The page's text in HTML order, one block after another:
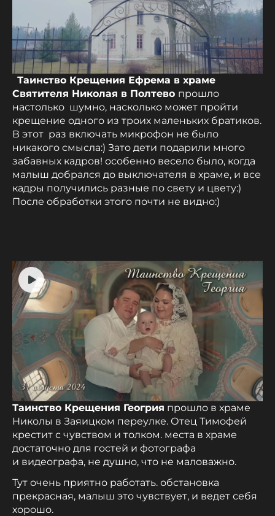
Таинство Крещения Ефрема в храме
Святителя Николая в Полтево прошло
настолько шумно, насколько может пройти
крещение одного из троих маленьких братиков.
В этот раз включать микрофон не было
никакого смысла:) Зато дети подарили много
забавных кадров! особенно весело было, когда
малыш добрался до выключателя в храме, и все
кадры получились разные по свету и цвету:)
После обработки этого почти не видно:)
Таинство Крещения Геогрия прошло в храме
Николы в Заяицком переулке. Отец Тимофей
крестит с чувством и толком. места в храме
достаточно для гостей и фотографа
и видеографа, не душно, что не маловажно.
Тут очень приятно работать. обстановка
прекрасная, малыш это чувствует, и ведет себя
хорошо.